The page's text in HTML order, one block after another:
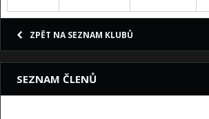
ZPĚT NA SEZNAM KLUBŮ
SEZNAM ČLENŮ